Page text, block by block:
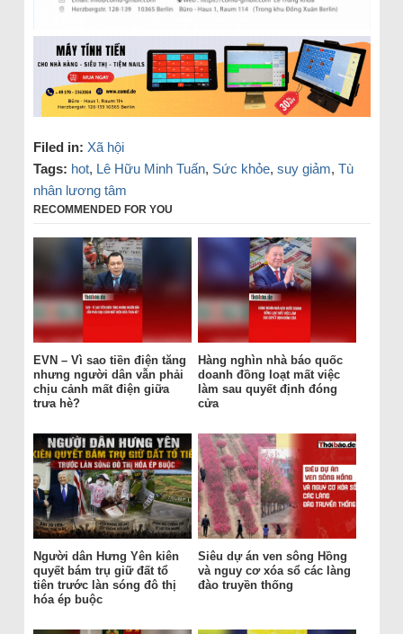
Filed in: Xã hội
Tags: hot, Lê Hữu Minh Tuấn, Sức khỏe, suy giảm, Tù
nhân lương tâm
RECOMMENDED FOR YOU
EVN – Vì sao tiền điện tăng
nhưng người dân vẫn phải
chịu cảnh mất điện giữa
trưa hè?
Hàng nghìn nhà báo quốc
doanh đồng loạt mất việc
làm sau quyết định đóng
cửa
Người dân Hưng Yên kiên
quyết bám trụ giữ đất tổ
tiên trước làn sóng đô thị
hóa ép buộc
Siêu dự án ven sông Hồng
và nguy cơ xóa sổ các làng
đào truyền thống